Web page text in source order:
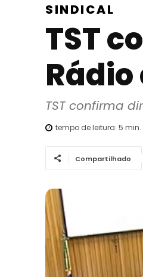
SINDICAL
TST
TST confirma
tempo de leitura: 5 min.
Compartilhado